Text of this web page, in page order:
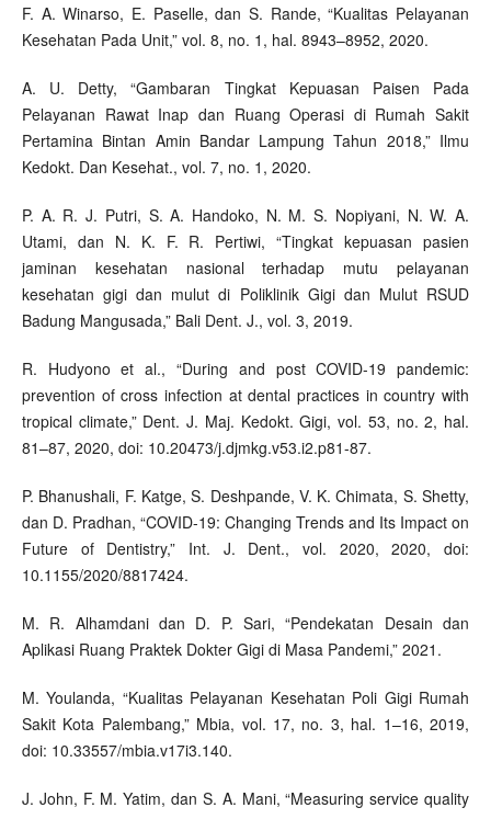
F. A. Winarso, E. Paselle, dan S. Rande, “Kualitas Pelayanan
Kesehatan Pada Unit,” vol. 8, no. 1, hal. 8943–8952, 2020.
A. U. Detty, “Gambaran Tingkat Kepuasan Paisen Pada
Pelayanan Rawat Inap dan Ruang Operasi di Rumah Sakit
Pertamina Bintan Amin Bandar Lampung Tahun 2018,” Ilmu
Kedokt. Dan Kesehat., vol. 7, no. 1, 2020.
P. A. R. J. Putri, S. A. Handoko, N. M. S. Nopiyani, N. W. A.
Utami, dan N. K. F. R. Pertiwi, “Tingkat kepuasan pasien
jaminan kesehatan nasional terhadap mutu pelayanan
kesehatan gigi dan mulut di Poliklinik Gigi dan Mulut RSUD
Badung Mangusada,” Bali Dent. J., vol. 3, 2019.
R. Hudyono et al., “During and post COVID-19 pandemic:
prevention of cross infection at dental practices in country with
tropical climate,” Dent. J. Maj. Kedokt. Gigi, vol. 53, no. 2, hal.
81–87, 2020, doi: 10.20473/j.djmkg.v53.i2.p81-87.
P. Bhanushali, F. Katge, S. Deshpande, V. K. Chimata, S. Shetty,
dan D. Pradhan, “COVID-19: Changing Trends and Its Impact on
Future of Dentistry,” Int. J. Dent., vol. 2020, 2020, doi:
10.1155/2020/8817424.
M. R. Alhamdani dan D. P. Sari, “Pendekatan Desain dan
Aplikasi Ruang Praktek Dokter Gigi di Masa Pandemi,” 2021.
M. Youlanda, “Kualitas Pelayanan Kesehatan Poli Gigi Rumah
Sakit Kota Palembang,” Mbia, vol. 17, no. 3, hal. 1–16, 2019,
doi: 10.33557/mbia.v17i3.140.
J. John, F. M. Yatim, dan S. A. Mani, “Measuring service quality